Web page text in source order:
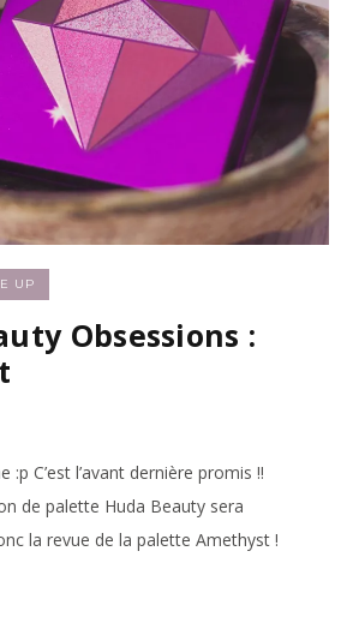
UP
Obsessions :
:p C’est l’avant dernière promis !!
de palette Huda Beauty sera
la revue de la palette Amethyst !